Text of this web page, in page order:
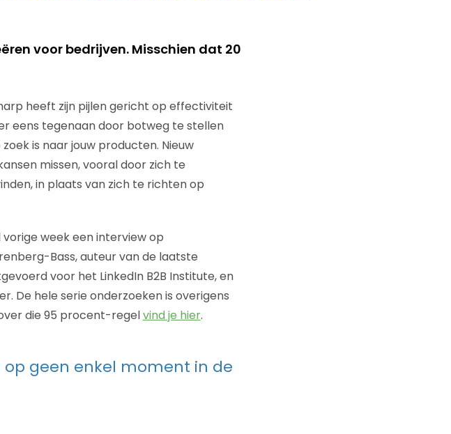
voor bedrijven. Misschien dat 20
heeft zijn pijlen gericht op effectiviteit
eens tegenaan door botweg te stellen
is naar jouw producten. Nieuw
missen, vooral door zich te
in plaats van zich te richten op
week een interview op
Bass, auteur van de laatste
voor het LinkedIn B2B Institute, en
De hele serie onderzoeken is overigens
die 95 procent-regelvind je hier.
geen enkel moment in de